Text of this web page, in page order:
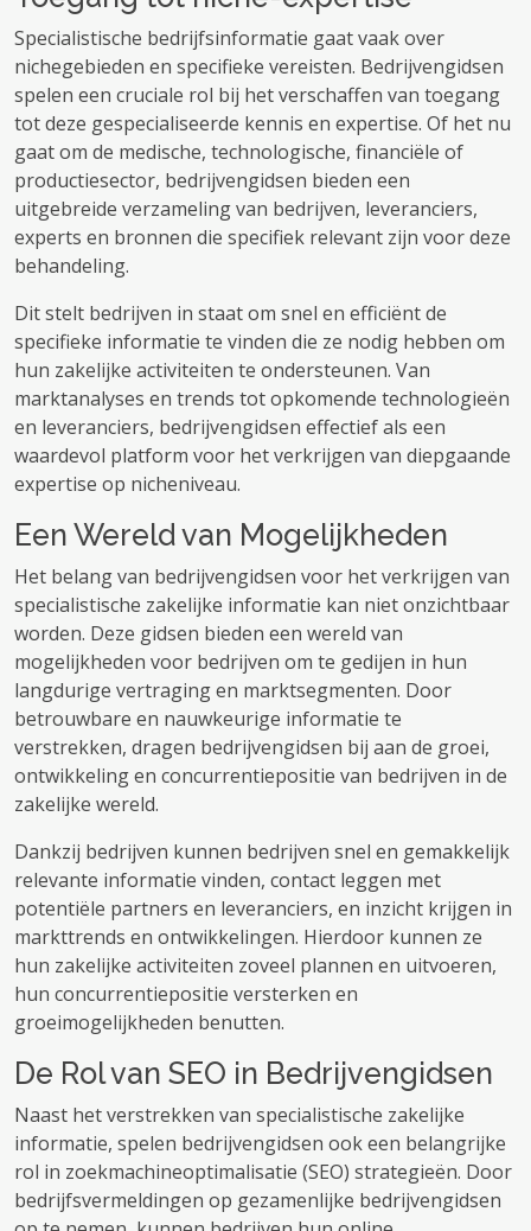
Specialistische bedrijfsinformatie gaat vaak over
nichegebieden en specifieke vereisten. Bedrijvengidsen
spelen een cruciale rol bij het verschaffen van toegang
tot deze gespecialiseerde kennis en expertise. Of het nu
gaat om de medische, technologische, financiële of
productiesector, bedrijvengidsen bieden een
uitgebreide verzameling van bedrijven, leveranciers,
experts en bronnen die specifiek relevant zijn voor deze
behandeling.
Dit stelt bedrijven in staat om snel en efficiënt de
specifieke informatie te vinden die ze nodig hebben om
hun zakelijke activiteiten te ondersteunen. Van
marktanalyses en trends tot opkomende technologieën
en leveranciers, bedrijvengidsen effectief als een
waardevol platform voor het verkrijgen van diepgaande
expertise op nicheniveau.
Een Wereld van Mogelijkheden
Het belang van bedrijvengidsen voor het verkrijgen van
specialistische zakelijke informatie kan niet onzichtbaar
worden. Deze gidsen bieden een wereld van
mogelijkheden voor bedrijven om te gedijen in hun
langdurige vertraging en marktsegmenten. Door
betrouwbare en nauwkeurige informatie te
verstrekken, dragen bedrijvengidsen bij aan de groei,
ontwikkeling en concurrentiepositie van bedrijven in de
zakelijke wereld.
Dankzij bedrijven kunnen bedrijven snel en gemakkelijk
relevante informatie vinden, contact leggen met
potentiële partners en leveranciers, en inzicht krijgen in
markttrends en ontwikkelingen. Hierdoor kunnen ze
hun zakelijke activiteiten zoveel plannen en uitvoeren,
hun concurrentiepositie versterken en
groeimogelijkheden benutten.
De Rol van SEO in Bedrijvengidsen
Naast het verstrekken van specialistische zakelijke
informatie, spelen bedrijvengidsen ook een belangrijke
rol in zoekmachineoptimalisatie (SEO) strategieën. Door
bedrijfsvermeldingen op gezamenlijke bedrijvengidsen